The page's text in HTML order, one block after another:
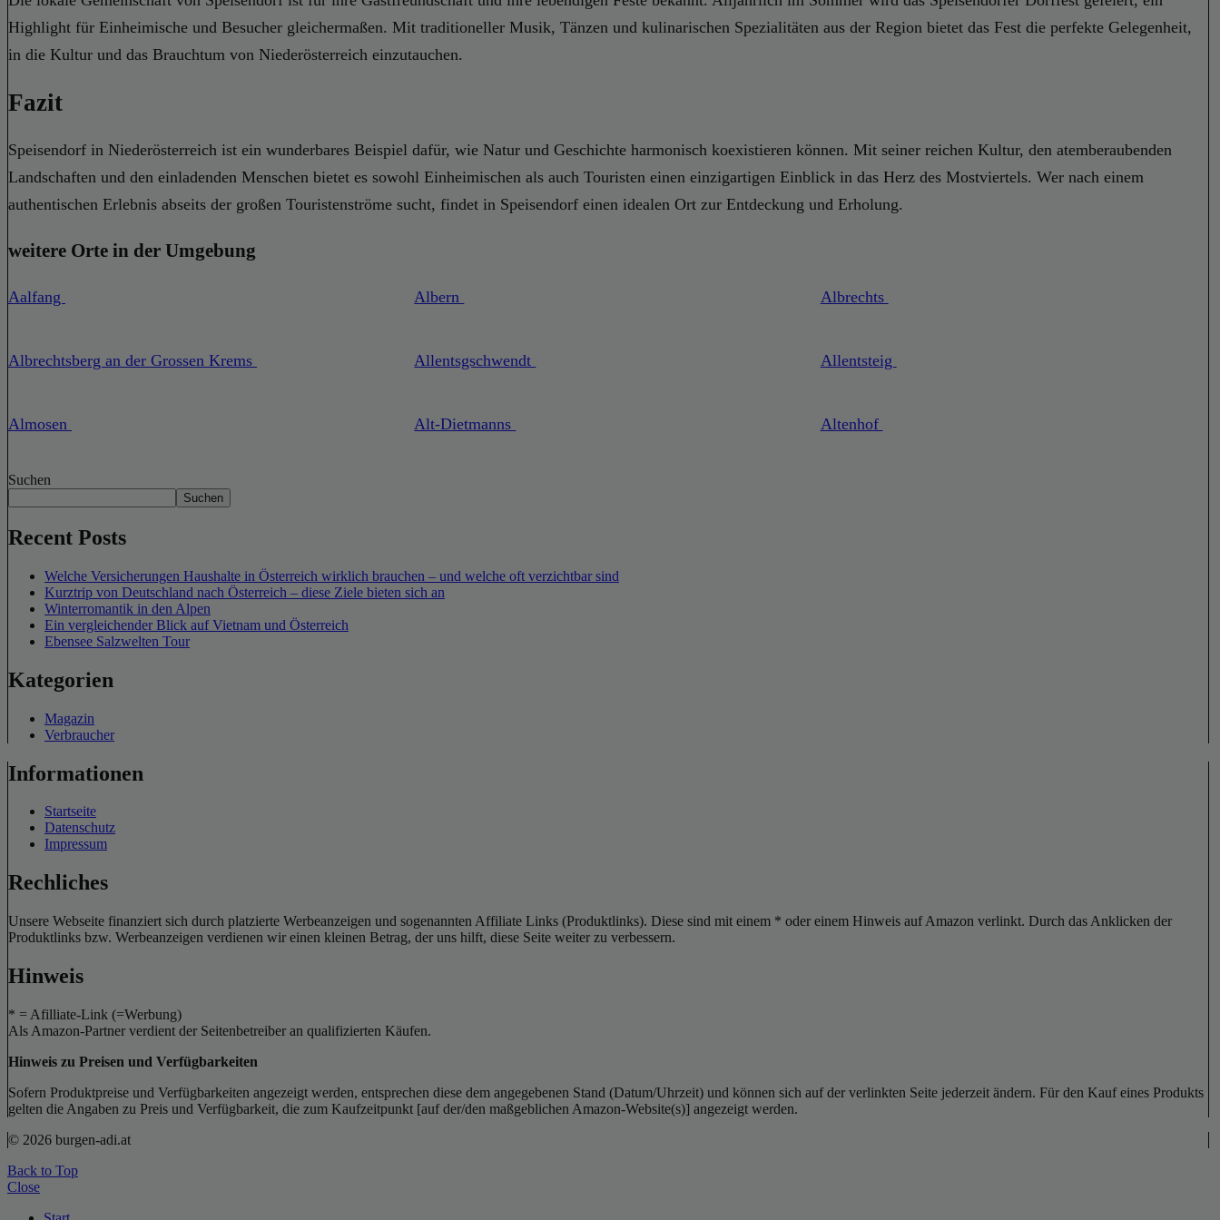
Highlight für Einheimische und Besucher gleichermaßen. Mit traditioneller Musik, Tänzen und kulinarischen Spezialitäten aus der Region bietet das Fest die perfekte Gelegenheit,
in die Kultur und das Brauchtum von Niederösterreich einzutauchen.
Fazit
Speisendorf in Niederösterreich ist ein wunderbares Beispiel dafür, wie Natur und Geschichte harmonisch koexistieren können. Mit seiner reichen Kultur, den atemberaubenden
Landschaften und den einladenden Menschen bietet es sowohl Einheimischen als auch Touristen einen einzigartigen Einblick in das Herz des Mostviertels. Wer nach einem
authentischen Erlebnis abseits der großen Touristenströme sucht, findet in Speisendorf einen idealen Ort zur Entdeckung und Erholung.
weitere Orte in der Umgebung
Aalfang Albern Albrechts
Albrechtsberg an der Grossen Krems Allentsgschwendt Allentsteig
Almosen Alt-Dietmanns Altenhof
Suchen
Suchen
Recent Posts
Welche Versicherungen Haushalte in Österreich wirklich brauchen – und welche oft verzichtbar sind
Kurztrip von Deutschland nach Österreich – diese Ziele bieten sich an
Winterromantik in den Alpen
Ein vergleichender Blick auf Vietnam und Österreich
Ebensee Salzwelten Tour
Kategorien
Magazin
Verbraucher
Informationen
Startseite
Datenschutz
Impressum
Rechliches
Unsere Webseite finanziert sich durch platzierte Werbeanzeigen und sogenannten Affiliate Links (Produktlinks). Diese sind mit einem * oder einem Hinweis auf Amazon verlinkt. Durch das Anklicken der
Produktlinks bzw. Werbeanzeigen verdienen wir einen kleinen Betrag, der uns hilft, diese Seite weiter zu verbessern.
Hinweis
* = Afilliate-Link (=Werbung)
Als Amazon-Partner verdient der Seitenbetreiber an qualifizierten Käufen.
Hinweis zu Preisen und Verfügbarkeiten
Sofern Produktpreise und Verfügbarkeiten angezeigt werden, entsprechen diese dem angegebenen Stand (Datum/Uhrzeit) und können sich auf der verlinkten Seite jederzeit ändern. Für den Kauf eines Produkts
gelten die Angaben zu Preis und Verfügbarkeit, die zum Kaufzeitpunkt [auf der/den maßgeblichen Amazon-Website(s)] angezeigt werden.
© 2026 burgen-adi.at
Back to Top
Close